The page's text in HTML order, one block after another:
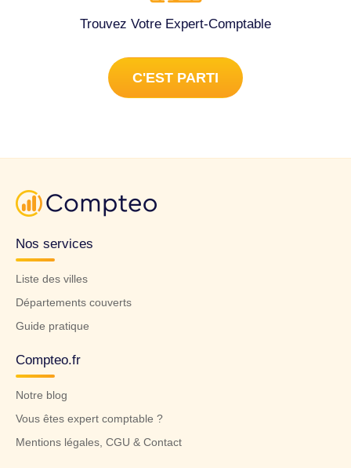
Trouvez Votre Expert-Comptable
C'EST PARTI
Nos services
Liste des villes
Départements couverts
Guide pratique
Compteo.fr
Notre blog
Vous êtes expert comptable ?
Mentions légales, CGU & Contact